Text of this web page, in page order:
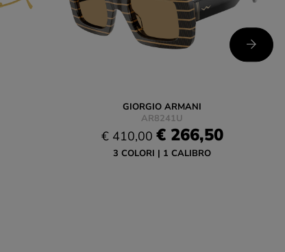
GIORGIO ARMANI
AR8241U
€ 410,00 € 266,50
3 COLORI 1 CALIBRO